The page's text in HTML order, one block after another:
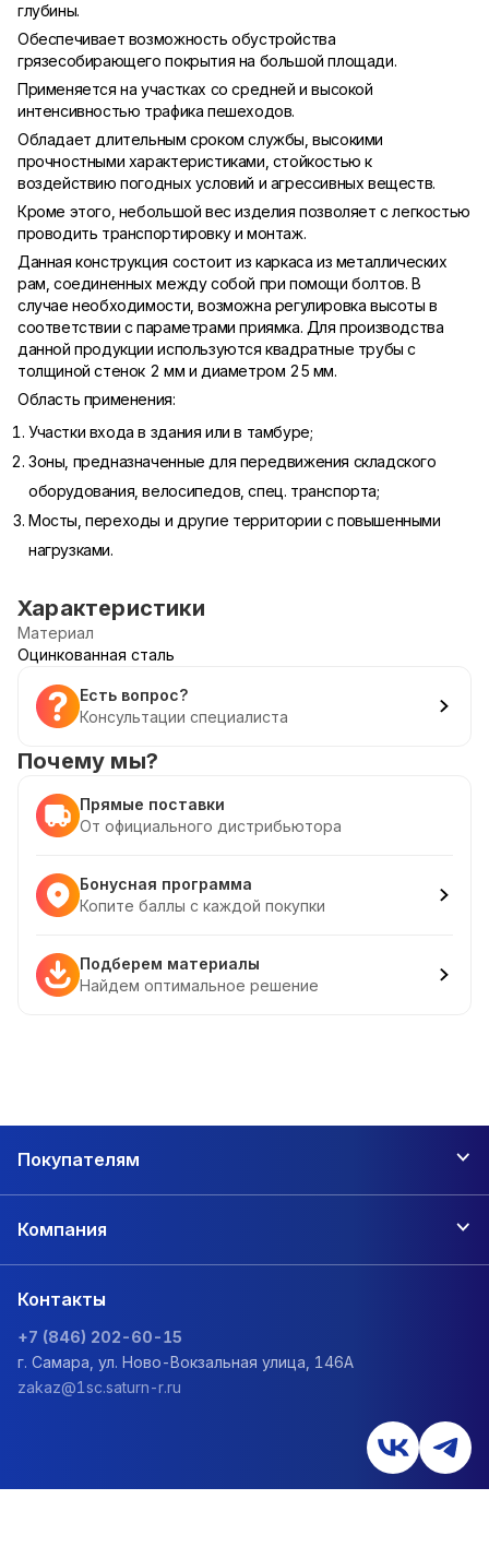
глубины.
Обеспечивает возможность обустройства
грязесобирающего покрытия на большой площади.
Применяется на участках со средней и высокой
интенсивностью трафика пешеходов.
Обладает длительным сроком службы, высокими
прочностными характеристиками, стойкостью к
воздействию погодных условий и агрессивных веществ.
Кроме этого, небольшой вес изделия позволяет с легкостью
проводить транспортировку и монтаж.
Данная конструкция состоит из каркаса из металлических
рам, соединенных между собой при помощи болтов. В
случае необходимости, возможна регулировка высоты в
соответствии с параметрами приямка. Для производства
данной продукции используются квадратные трубы с
толщиной стенок 2 мм и диаметром 25 мм.
Область применения:
Участки входа в здания или в тамбуре;
Зоны, предназначенные для передвижения складского
оборудования, велосипедов, спец. транспорта;
Мосты, переходы и другие территории с повышенными
нагрузками.
Характеристики
Материал
Оцинкованная сталь
Есть вопрос?
Консультации специалиста
Почему мы?
Прямые поставки
От официального дистрибьютора
Бонусная программа
Копите баллы с каждой покупки
Подберем материалы
Найдем оптимальное решение
Покупателям
Компания
Контакты
+7 (846) 202-60-15
г. Самара, ул. Ново-Вокзальная улица, 146А
zakaz@1sc.saturn-r.ru